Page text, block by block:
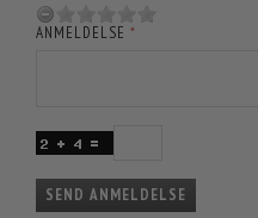
ANMELDELSE
SEND ANMELDELSE